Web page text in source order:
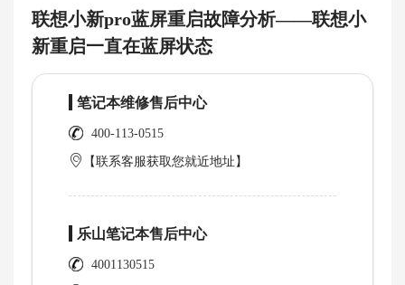
联想小新pro蓝屏重启故障分析——联想小
新重启一直在蓝屏状态
笔记本维修售后中心
400-113-0515
【联系客服获取您就近地址】
乐山笔记本售后中心
4001130515